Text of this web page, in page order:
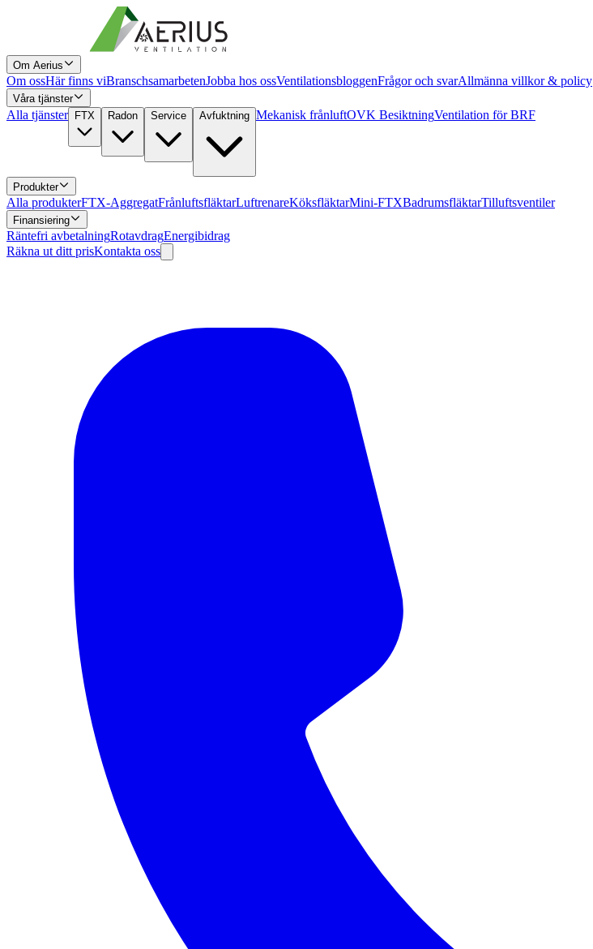
Om Aerius
Om ossHär finns viBranschsamarbetenJobba hos ossVentilationsbloggenFrågor och svarAllmänna villkor & policy
Våra tjänster
Alla tjänster FTX Radon Service Avfuktning Mekanisk frånluftOVK BesiktningVentilation för BRF
Produkter
Alla produkterFTX-AggregatFrånluftsfläktarLuftrenareKöksfläktarMini-FTXBadrumsfläktarTilluftsventiler
Finansiering
Räntefri avbetalningRotavdragEnergibidrag
Räkna ut ditt prisKontakta oss